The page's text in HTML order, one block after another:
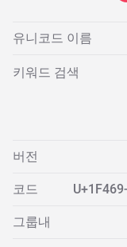
유니코드 이름
키워드 검색
버전
코드
그룹내